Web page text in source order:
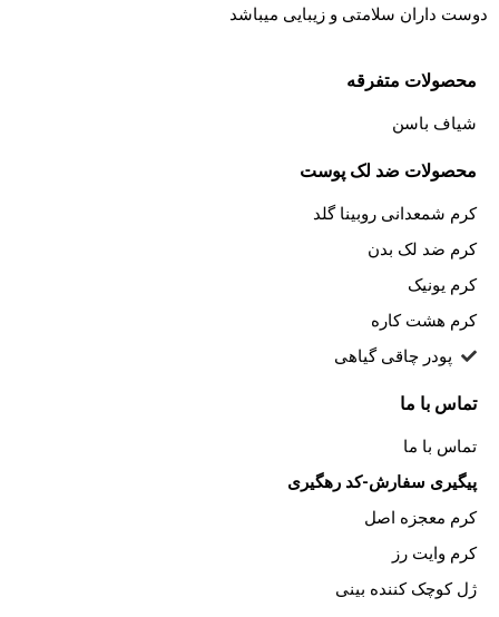
دوست داران سلامتی و زیبایی میباشد
محصولات متفرقه
شیاف باسن
محصولات ضد لک پوست
کرم شمعدانی روبینا گلد
کرم ضد لک بدن
کرم یونیک
کرم هشت کاره
پودر چاقی گیاهی
تماس با ما
تماس با ما
پیگیری سفارش-کد رهگیری
کرم معجزه اصل
کرم وایت رز
ژل کوچک کننده بینی